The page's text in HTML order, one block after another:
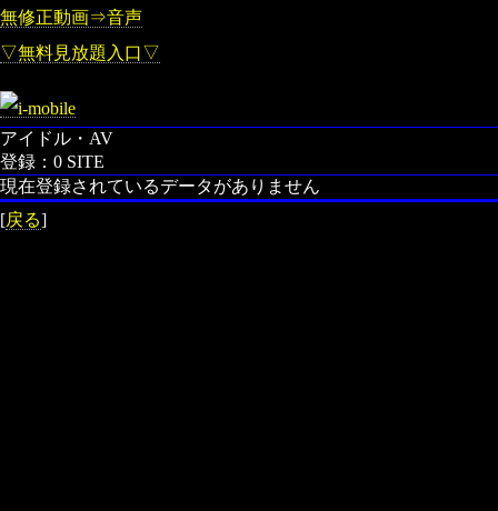
無修正動画⇒音声
▽無料見放題入口▽
アイドル・AV
登録：0 SITE
現在登録されているデータがありません
[戻る]